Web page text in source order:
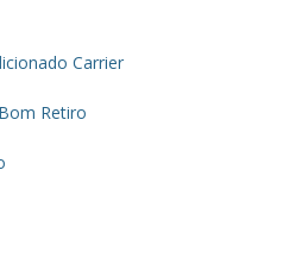
Carrier
Retiro